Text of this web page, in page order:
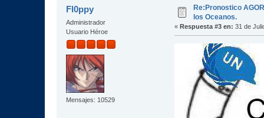
Fl0ppy
Administrador
Usuario Héroe
Mensajes: 10529
Re:Pronostico
los Oceanos.
« Respuesta #3 en: 31 de